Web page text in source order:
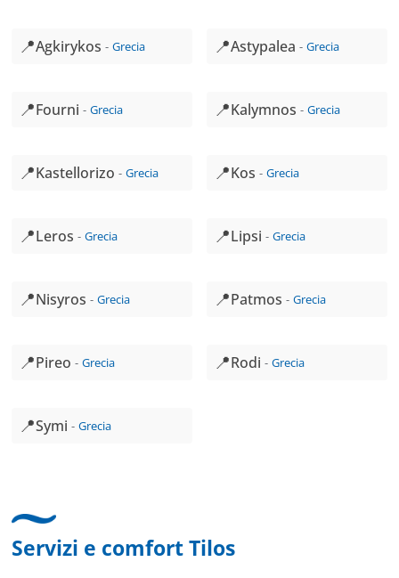
📍Agkirykos Grecia 📍Astypalea Grecia
📍Fourni Grecia 📍Kalymnos Grecia
📍Kastellorizo Grecia 📍Kos Grecia
📍Leros Grecia 📍Lipsi Grecia
📍Nisyros Grecia 📍Patmos Grecia
📍Pireo Grecia 📍Rodi Grecia
📍Symi Grecia
Servizi e comfort Tilos